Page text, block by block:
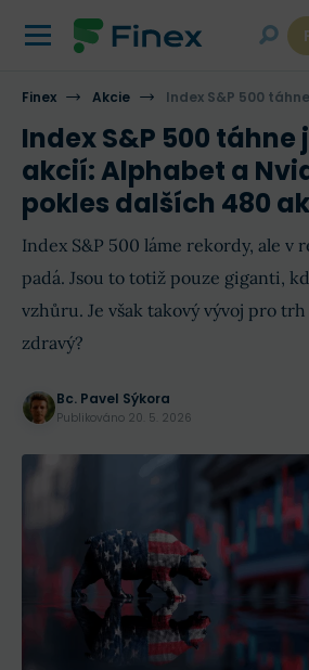
Finex Akcie Index S&P 500 táhne jen zlomek akcií:
Index S&P 500 táhne
akcií: Alphabet a
pokles dalších 480
Index S&P 500 láme rekordy, ale v
padá. Jsou to totiž pouze giganti,
vzhůru. Je však takový vývoj pro
zdravý?
Bc. Pavel Sýkora
Publikováno 20. 5. 2026